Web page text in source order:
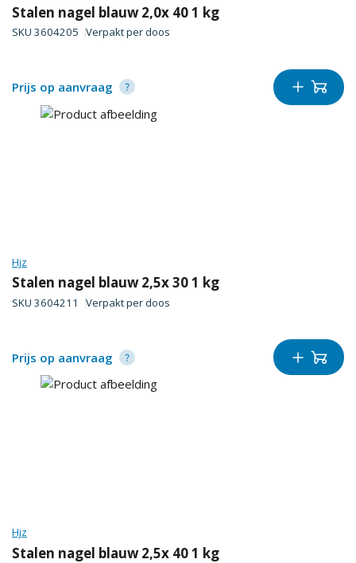
Stalen nagel blauw 2,0x 40 1 kg
SKU 3604205 Verpakt perdoos
Prijs op aanvraag
Hjz
Stalen nagel blauw 2,5x 30 1 kg
SKU 3604211 Verpakt perdoos
Prijs op aanvraag
Hjz
Stalen nagel blauw 2,5x 40 1 kg